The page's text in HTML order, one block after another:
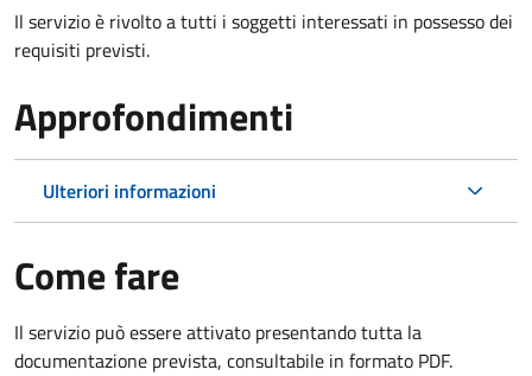
Il servizio è rivolto a tutti i soggetti interessati in possesso dei
requisiti previsti.
Approfondimenti
Ulteriori informazioni
Come fare
Il servizio può essere attivato presentando tutta la
documentazione prevista, consultabile in formato PDF.